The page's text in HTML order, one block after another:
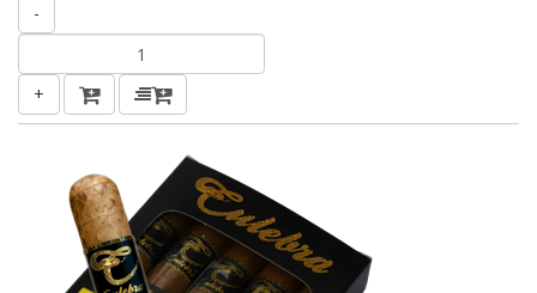
-
+